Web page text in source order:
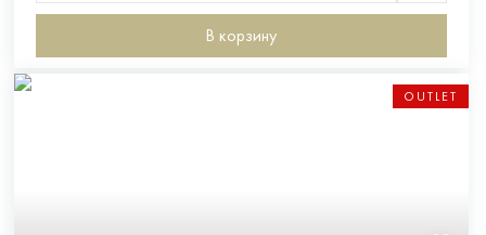
В корзину
OUTLET